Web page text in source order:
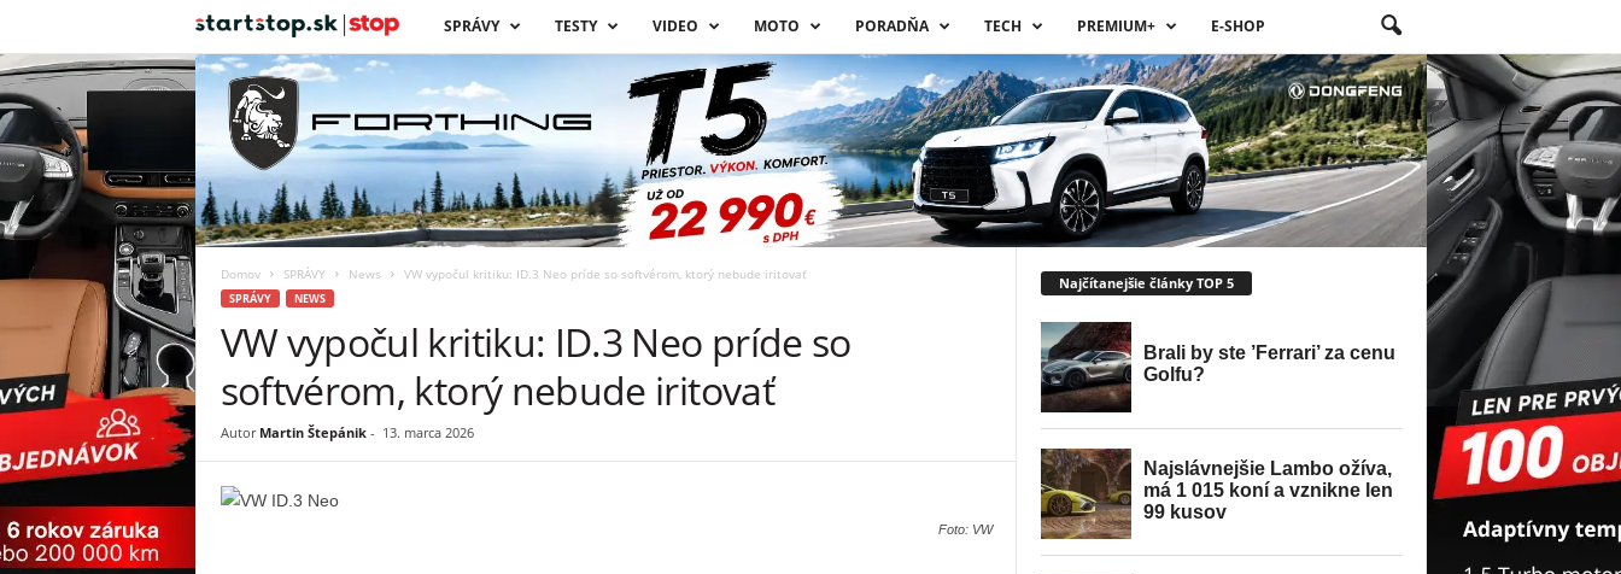
a
r
t
o
SPRÁVY TESTY VIDEO MOTO PORADŇA TECH PREMIUM+ E-SHOP
Domov SPRÁVY News VW vypočul kritiku: ID.3 Neo príde so softvérom, ktorý nebude iritovať
SPRÁVY NEWS
VW vypočul kritiku: ID.3 Neo príde so
softvérom, ktorý nebude iritovať
Autor Martin Štepánik- 13. marca 2026
Foto: VW
Najčítanejšie články TOP 5